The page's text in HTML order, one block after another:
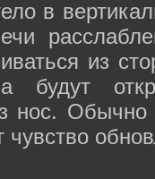
в
из
будут
нос. Обычно
чувство